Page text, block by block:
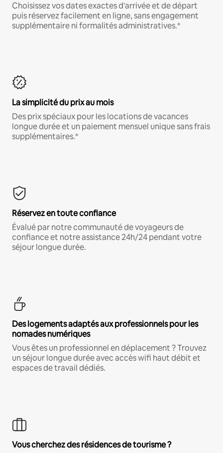
Choisissez vos dates exactes d'arrivée et de départ
puis réservez facilement en ligne, sans engagement
supplémentaire ni formalités administratives.*
La simplicité du prix au mois
Des prix spéciaux pour les locations de vacances
longue durée et un paiement mensuel unique sans frais
supplémentaires.*
Réservez en toute confiance
Évalué par notre communauté de voyageurs de
confiance et notre assistance 24h/24 pendant votre
séjour longue durée.
Des logements adaptés aux professionnels pour les
nomades numériques
Vous êtes un professionnel en déplacement ? Trouvez
un séjour longue durée avec accès wifi haut débit et
espaces de travail dédiés.
Vous cherchez des résidences de tourisme ?